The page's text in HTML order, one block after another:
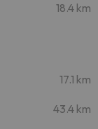
18.4 km
17.1 km
43.4 km